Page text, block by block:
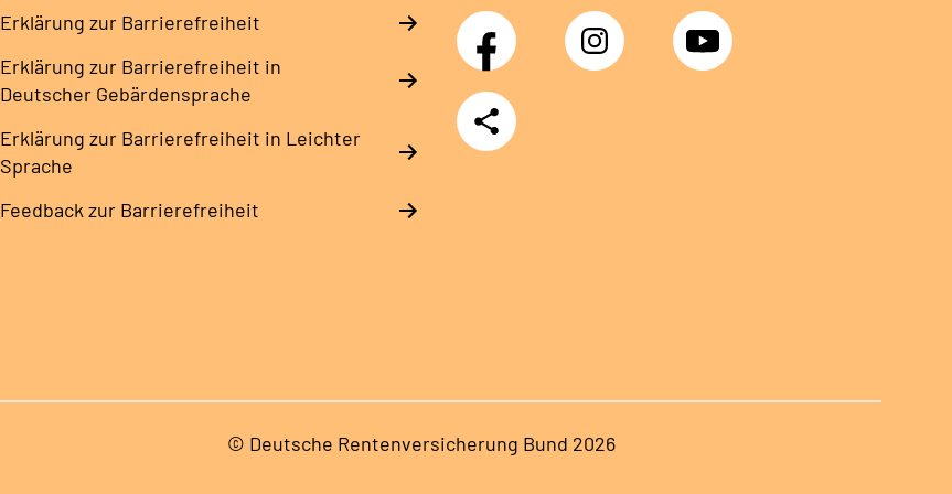
Erklärung zur Barrierefreiheit
Erklärung zur Barrierefreiheit in
Deutscher Gebärdensprache
Erklärung zur Barrierefreiheit in Leichter
Sprache
Feedback zur Barrierefreiheit
Facebook Instagram YouTube
Teilen
© Deutsche Rentenversicherung Bund 2026